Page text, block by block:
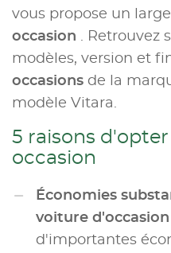
vous propose un
occasion . Retrouvez
modèles, version et
occasions de la
modèle Vitara.
5 raisons
occasion
Économies
voiture d'occasion
d'importantes